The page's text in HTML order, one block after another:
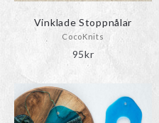
Vinklade Stoppnålar
CocoKnits
95kr
här
produkten